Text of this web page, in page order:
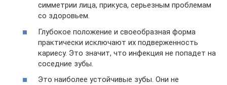
симметрии лица, прикуса, серьезным проблемам
со здоровьем.
Глубокое положение и своеобразная форма
практически исключают их подверженность
кариесу. Это значит, что инфекция не попадет на
соседние зубы.
Это наиболее устойчивые зубы. Они не